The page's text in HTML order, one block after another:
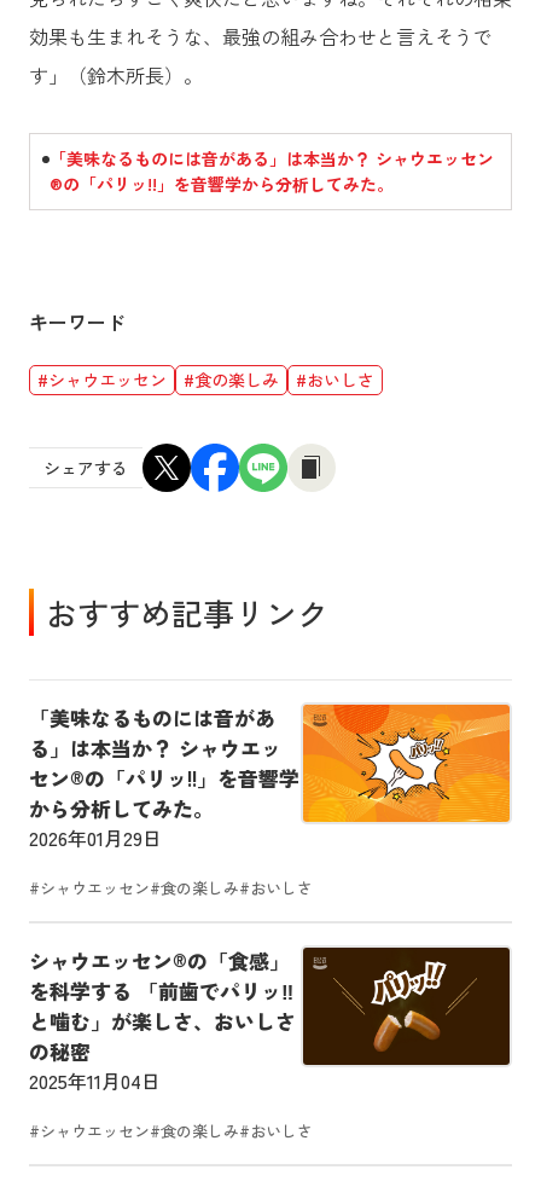
効果も生まれそうな、最強の組み合わせと言えそうで
す」（鈴木所長）。
「美味なるものには音がある」は本当か？ シャウエッセン
®の「パリッ!!」を音響学から分析してみた。
キーワード
#シャウエッセン #食の楽しみ #おいしさ
シェアする
おすすめ記事リンク
「美味なるものには音があ
る」は本当か？ シャウエッ
セン®の「パリッ!!」を音響学
から分析してみた。
2026年01月29日
#シャウエッセン#食の楽しみ#おいしさ
シャウエッセン®の「食感」
を科学する 「前歯でパリッ‼
と噛む」が楽しさ、おいしさ
の秘密
2025年11月04日
#シャウエッセン#食の楽しみ#おいしさ